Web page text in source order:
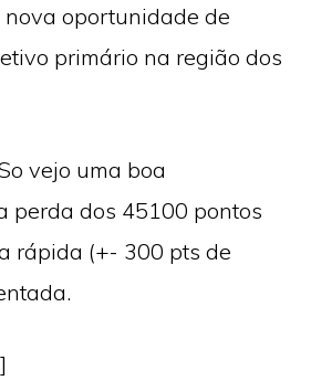
oportunidade de
primário na região dos
vejo uma boa
perda dos 45100 pontos
rápida (+- 300 pts de